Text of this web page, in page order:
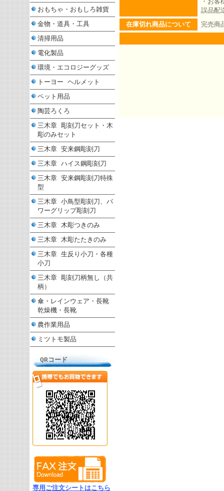
おもちゃ・おもしろ雑貨
金物・道具・工具
清掃用品
電化製品
環境・エコロジーグッズ
トーヨー ヘルメット
ペット用品
陶芸ろくろ
三木章 彫刻刀セット・木
彫のみセット
三木章 安来鋼彫刻刀
三木章 ハイス鋼彫刻刀
三木章 安来鋼彫刻刀特殊
型
三木章 小鳥型彫刻刀、パ
ワーグリップ彫刻刀
三木章 木彫つきのみ
三木章 木彫たたきのみ
三木章 生反り小刀・各種
小刀
三木章 彫刻刀柄無し（共
柄）
傘・レインウェア・長靴
乾燥機・長靴
農作業用品
ミツトモ製品
QRコード
専用ご注文シートはこちら
誤品配
在庫切れ商品について
完売商